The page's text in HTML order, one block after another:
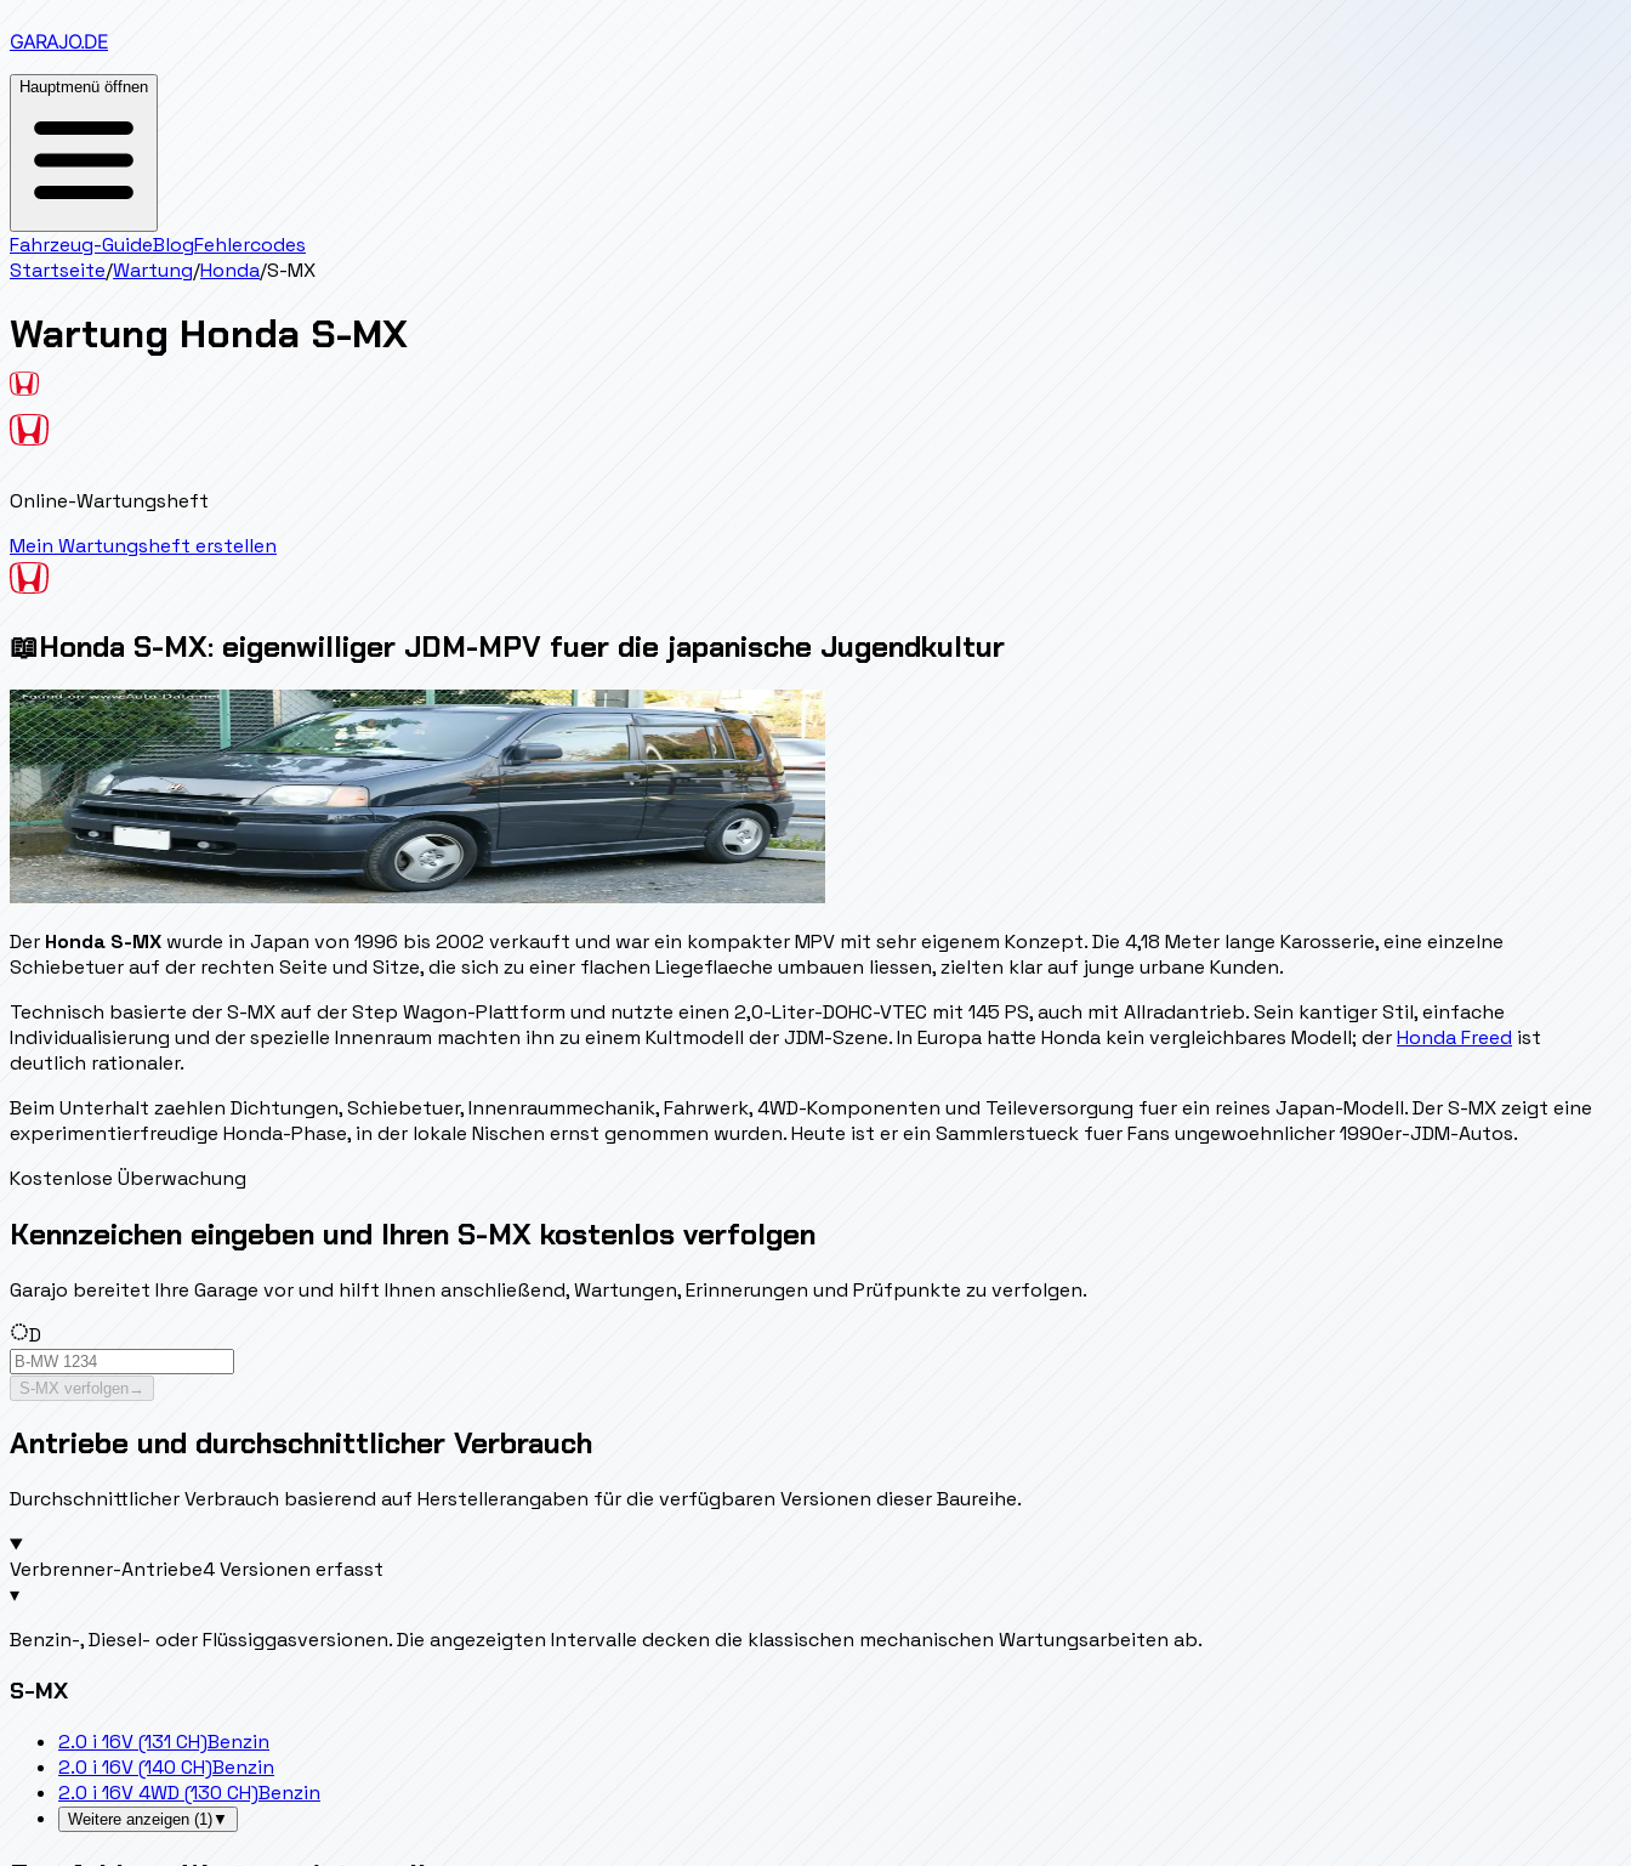
GARAJO.DE
Hauptmenü öffnen
Fahrzeug-GuideBlogFehlercodes
Startseite/Wartung/Honda/S-MX
Wartung Honda S-MX
Online-Wartungsheft
Mein Wartungsheft erstellen
📖Honda S-MX: eigenwilliger JDM-MPV fuer die japanische Jugendkultur
Der Honda S-MXwurde in Japan von 1996 bis 2002 verkauft und war ein kompakter MPV mit sehr eigenem Konzept. Die 4,18 Meter lange Karosserie, eine einzelne
Schiebetuer auf der rechten Seite und Sitze, die sich zu einer flachen Liegeflaeche umbauen liessen, zielten klar auf junge urbane Kunden.
Technisch basierte der S-MX auf der Step Wagon-Plattform und nutzte einen 2,0-Liter-DOHC-VTEC mit 145 PS, auch mit Allradantrieb. Sein kantiger Stil, einfache
Individualisierung und der spezielle Innenraum machten ihn zu einem Kultmodell der JDM-Szene. In Europa hatte Honda kein vergleichbares Modell; derHonda Freed ist
deutlich rationaler.
Beim Unterhalt zaehlen Dichtungen, Schiebetuer, Innenraummechanik, Fahrwerk, 4WD-Komponenten und Teileversorgung fuer ein reines Japan-Modell. Der S-MX zeigt eine
experimentierfreudige Honda-Phase, in der lokale Nischen ernst genommen wurden. Heute ist er ein Sammlerstueck fuer Fans ungewoehnlicher 1990er-JDM-Autos.
Kostenlose Überwachung
Kennzeichen eingeben und Ihren S-MX kostenlos verfolgen
Garajo bereitet Ihre Garage vor und hilft Ihnen anschließend, Wartungen, Erinnerungen und Prüfpunkte zu verfolgen.
D
S-MX verfolgen →
Antriebe und durchschnittlicher Verbrauch
Durchschnittlicher Verbrauch basierend auf Herstellerangaben für die verfügbaren Versionen dieser Baureihe.
Verbrenner-Antriebe4 Versionen erfasst
▾
Benzin-, Diesel- oder Flüssiggasversionen. Die angezeigten Intervalle decken die klassischen mechanischen Wartungsarbeiten ab.
S-MX
2.0 i 16V (131 CH)Benzin
2.0 i 16V (140 CH)Benzin
2.0 i 16V 4WD (130 CH)Benzin
Weitere anzeigen (1 )▼